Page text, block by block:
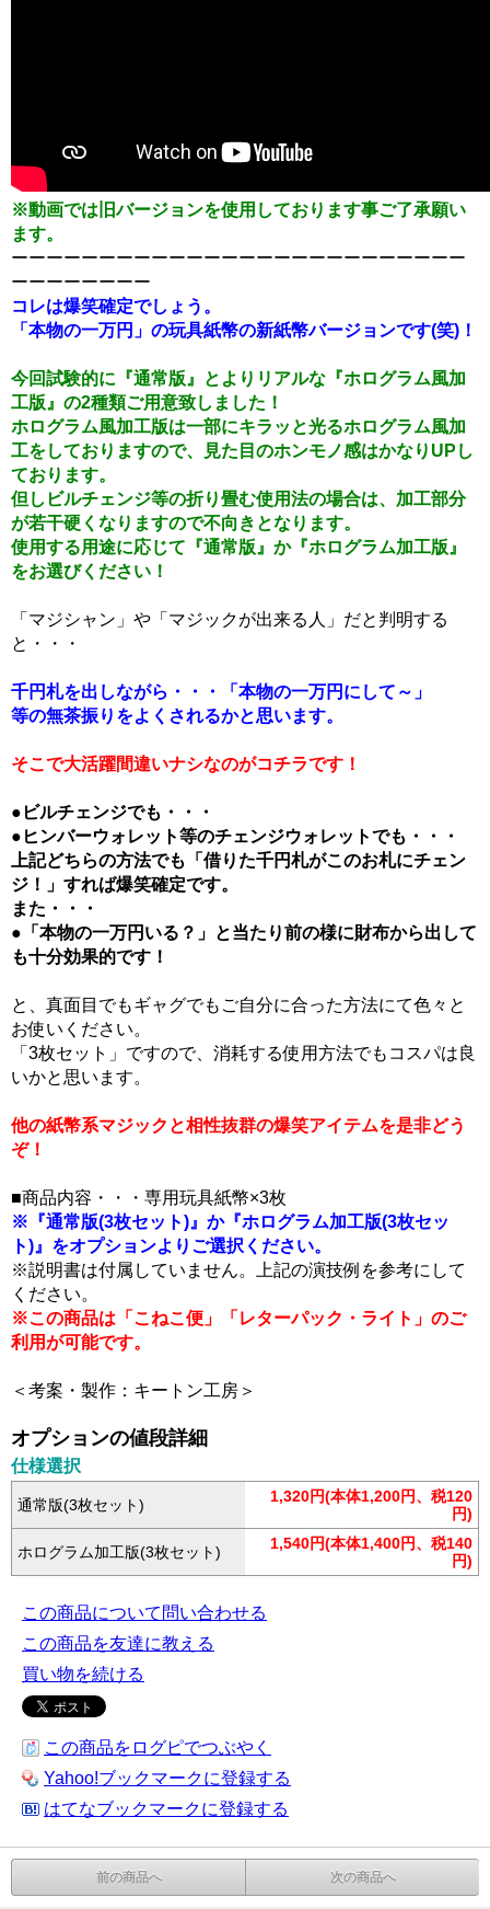
※動画では旧バージョンを使用しております事ご了承願い
ます。
ーーーーーーーーーーーーーーーーーーーーーーーーーー
ーーーーーーーー
コレは爆笑確定でしょう。
「本物の一万円」の玩具紙幣の新紙幣バージョンです(笑)！
今回試験的に『通常版』とよりリアルな『ホログラム風加
工版』の2種類ご用意致しました！
ホログラム風加工版は一部にキラッと光るホログラム風加
工をしておりますので、見た目のホンモノ感はかなりUPし
ております。
但しビルチェンジ等の折り畳む使用法の場合は、加工部分
が若干硬くなりますので不向きとなります。
使用する用途に応じて『通常版』か『ホログラム加工版』
をお選びください！
「マジシャン」や「マジックが出来る人」だと判明する
と・・・
千円札を出しながら・・・「本物の一万円にして～」
等の無茶振りをよくされるかと思います。
そこで大活躍間違いナシなのがコチラです！
●ビルチェンジでも・・・
●ヒンバーウォレット等のチェンジウォレットでも・・・
上記どちらの方法でも「借りた千円札がこのお札にチェン
ジ！」すれば爆笑確定です。
また・・・
●「本物の一万円いる？」と当たり前の様に財布から出して
も十分効果的です！
と、真面目でもギャグでもご自分に合った方法にて色々と
お使いください。
「3枚セット」ですので、消耗する使用方法でもコスパは良
いかと思います。
他の紙幣系マジックと相性抜群の爆笑アイテムを是非どう
ぞ！
■商品内容・・・専用玩具紙幣×3枚
※『通常版(3枚セット)』か『ホログラム加工版(3枚セッ
ト)』をオプションよりご選択ください。
※説明書は付属していません。上記の演技例を参考にして
ください。
※この商品は「こねこ便」「レターパック・ライト」のご
利用が可能です。
＜考案・製作：キートン工房＞
オプションの値段詳細
仕様選択
通常版(3枚セット)
1,320円(本体1,200円、税120
円)
ホログラム加工版(3枚セット)
1,540円(本体1,400円、税140
円)
この商品について問い合わせる
この商品を友達に教える
買い物を続ける
この商品をログピでつぶやく
Yahoo!ブックマークに登録する
はてなブックマークに登録する
前の商品へ 次の商品へ